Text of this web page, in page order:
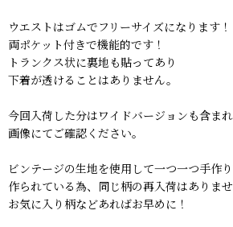
ウエストはゴムでフリーサイズになります！
両ポケット付きで機能的です！
トランクス状に裏地も貼ってあり
下着が透けることはありません。
今回入荷した分はワイドバージョンも含まれ
画像にてご確認ください。
ビンテージの生地を使用して一つ一つ手作
作られている為、同じ柄の再入荷はありませ
お気に入り柄などあればお早めに！